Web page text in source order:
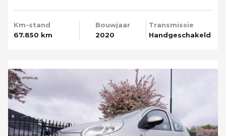
Km-stand
67.850 km
Bouwjaar
2020
Transmissie
Handgeschakeld